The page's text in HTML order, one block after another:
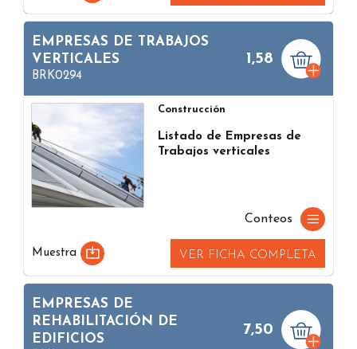
EMPRESAS DE TRABAJOS
VERTICALES
BRK0294
1,58
Construcción
Listado de Empresas de
Trabajos verticales
Conteos
Muestra VER FICHA COMPLETA
EMPRESAS DE
REHABILITACIÓN DE
EDIFICIOS
7,50